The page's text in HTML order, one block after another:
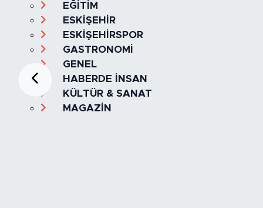
EĞİTİM
ESKİŞEHİR
ESKİŞEHİRSPOR
GASTRONOMİ
GENEL
HABERDE İNSAN
KÜLTÜR & SANAT
MAGAZİN